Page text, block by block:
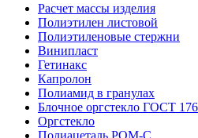
Расчет массы изделия
Полиэтилен листовой
Полиэтиленовые стержни
Винипласт
Гетинакс
Капролон
Полиамид в гранулах
Блочное оргстекло ГОСТ
Оргстекло
Полиацеталь POM-C